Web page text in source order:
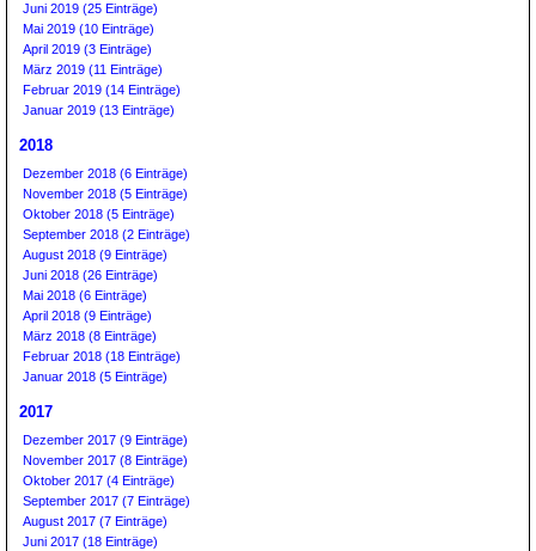
Juni 2019 (25 Einträge)
Mai 2019 (10 Einträge)
April 2019 (3 Einträge)
März 2019 (11 Einträge)
Februar 2019 (14 Einträge)
Januar 2019 (13 Einträge)
2018
Dezember 2018 (6 Einträge)
November 2018 (5 Einträge)
Oktober 2018 (5 Einträge)
September 2018 (2 Einträge)
August 2018 (9 Einträge)
Juni 2018 (26 Einträge)
Mai 2018 (6 Einträge)
April 2018 (9 Einträge)
März 2018 (8 Einträge)
Februar 2018 (18 Einträge)
Januar 2018 (5 Einträge)
2017
Dezember 2017 (9 Einträge)
November 2017 (8 Einträge)
Oktober 2017 (4 Einträge)
September 2017 (7 Einträge)
August 2017 (7 Einträge)
Juni 2017 (18 Einträge)